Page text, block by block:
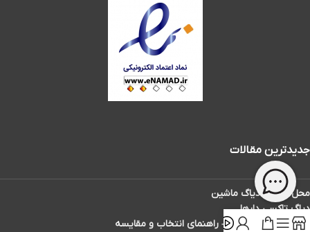
جدیدترین مقالات
محل سوکت دیاگ ماشین
دیاگ تاکسی دارها
بهترین دیاگ ماشین – راهنمای انتخاب و مقایسه